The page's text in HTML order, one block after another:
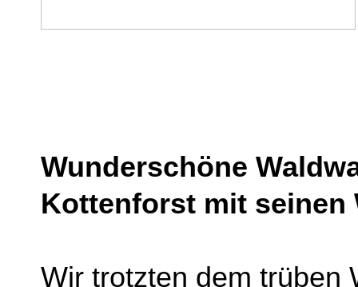
Wunderschöne
Kottenforst mit seinen
Wir trotzten dem trüben